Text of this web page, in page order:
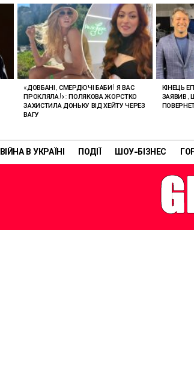
ВІЙНА В УКРАЇНІ ПОДІЇ ШОУ-БІЗНЕС
«ДОВБАНІ, СМЕРДЮЧІ БАБИ! Я ВАС
ПРОКЛЯЛА!»: ПОЛЯКОВА ЖОРСТКО
ЗАХИСТИЛА ДОНЬКУ ВІД ХЕЙТУ ЧЕРЕЗ
ВАГУ
КІНЕЦЬ
ЗАЯВИВ,